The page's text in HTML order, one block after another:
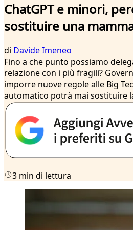
ChatGPT e minori,
sostituire una
di Davide Imeneo
Fino a che punto possiamo
relazione con i più fragili?
imporre nuove regole alle Big
automatico potrà mai sostituire
3 min di lettura